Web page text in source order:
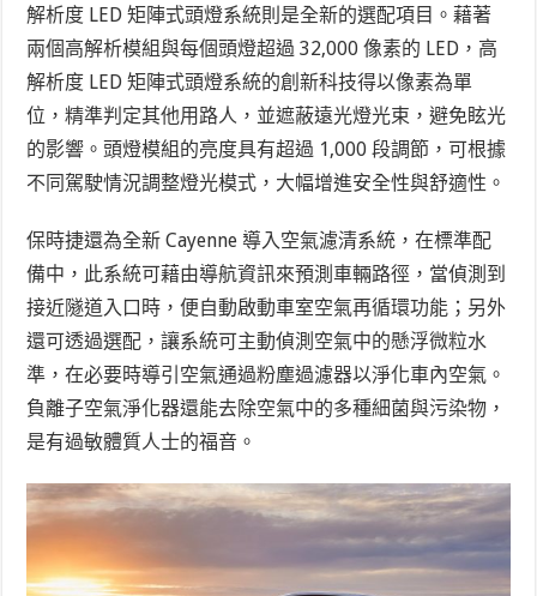
解析度 LED 矩陣式頭燈系統則是全新的選配項目。藉著
兩個高解析模組與每個頭燈超過 32,000 像素的 LED，高
解析度 LED 矩陣式頭燈系統的創新科技得以像素為單
位，精準判定其他用路人，並遮蔽遠光燈光束，避免眩光
的影響。頭燈模組的亮度具有超過 1,000 段調節，可根據
不同駕駛情況調整燈光模式，大幅增進安全性與舒適性。
保時捷還為全新 Cayenne 導入空氣濾清系統，在標準配
備中，此系統可藉由導航資訊來預測車輛路徑，當偵測到
接近隧道入口時，便自動啟動車室空氣再循環功能；另外
還可透過選配，讓系統可主動偵測空氣中的懸浮微粒水
準，在必要時導引空氣通過粉塵過濾器以淨化車內空氣。
負離子空氣淨化器還能去除空氣中的多種細菌與污染物，
是有過敏體質人士的福音。